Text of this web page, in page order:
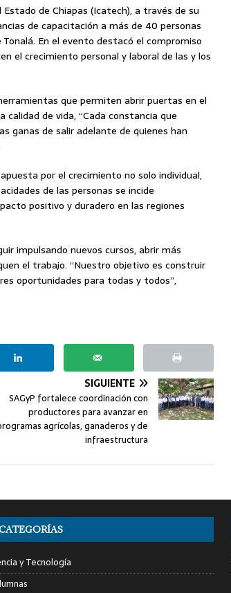
de Chiapas (Icatech), a través de su
de capacitación a más de 40 personas
En el evento destacó el compromiso
el crecimiento personal y laboral de las y los
que permiten abrir puertas en el
de vida, “Cada constancia que
ganas de salir adelante de quienes han
por el crecimiento no solo individual,
de las personas se incide
positivo y duradero en las regiones
impulsando nuevos cursos, abrir más
el trabajo. “Nuestro objetivo es construir
oportunidades para todas y todos”,
SIGUIENTE
SAGyP fortalece coordinación con
productores para avanzar en
agrícolas, ganaderos y de
infraestructura
y Tecnología